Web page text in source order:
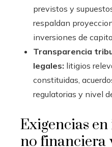
previstos y
respaldan
inversiones de
Transparencia
legales: litigios
constituidas,
regulatorias y nivel
Exigencias
no financiera